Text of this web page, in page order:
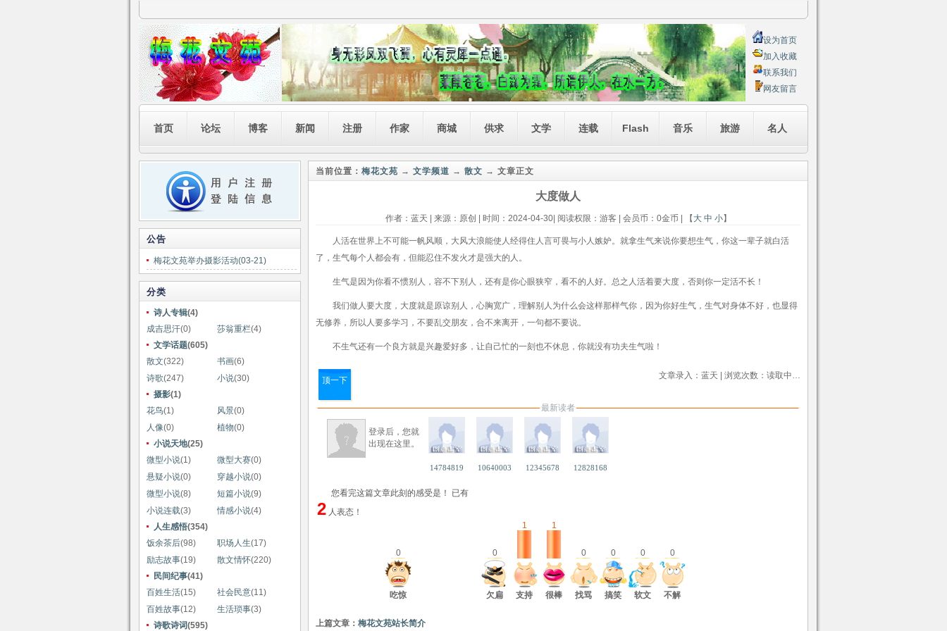
设为首页
加入收藏
联系我们
网友留言
首页 论坛 博客 新闻 注册 作家 商城 供求 文学 连载 Flash 音乐 旅游 名人
公告
梅花文苑举办摄影活动(03-21)
分类
诗人专辑(4)
成吉思汗(0) 莎翁重栏(4)
文学话题(605)
散文(322) 书画(6)
诗歌(247) 小说(30)
摄影(1)
花鸟(1) 风景(0)
人像(0) 植物(0)
小说天地(25)
微型小说(1) 微型大赛(0)
悬疑小说(0) 穿越小说(0)
微型小说(8) 短篇小说(9)
小说连载(3) 情感小说(4)
人生感悟(354)
饭余茶后(98) 职场人生(17)
励志故事(19) 散文情怀(220)
民间纪事(41)
百姓生活(15) 社会民意(11)
百姓故事(12) 生活琐事(3)
诗歌诗词(595)
当前位置： 梅花文苑 → 文学频道 → 散文 → 文章正文
大度做人
作者：蓝天 | 来源：原创 | 时间：2024-04-30| 阅读权限：游客 | 会员币：0金币 | 【 大 中 小】
人活在世界上不可能一帆风顺，大风大浪能使人经得住人言可畏与小人嫉妒。就拿生气来说你要想生气，你这一辈子就白活
了，生气每个人都会有，但能忍住不发火才是强大的人。
生气是因为你看不惯别人，容不下别人，还有是你心眼狭窄，看不的人好。总之人活着要大度，否则你一定活不长！
我们做人要大度，大度就是原谅别人，心胸宽广，理解别人为什么会这样那样气你，因为你好生气，生气对身体不好，也显得
无修养，所以人要多学习，不要乱交朋友，合不来离开，一句都不要说。
不生气还有一个良方就是兴趣爱好多，让自己忙的一刻也不休息，你就没有功夫生气啦！
顶一下 文章录入：蓝天 | 浏览次数： 读取中…
最新读者
登录后，您就
出现在这里。
14784819 10640003 12345678 12828168
您看完这篇文章此刻的感受是！ 已有
2 人表态！
0 0
1 1
0 0 0 0
吃惊 欠扁 支持 很棒 找骂 搞笑 软文 不解
上篇文章： 梅花文苑站长简介